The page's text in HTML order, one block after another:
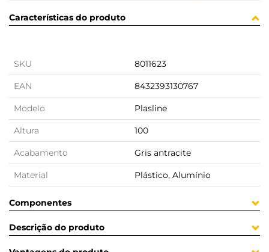
Características do produto
SKU 8011623
EAN 8432393130767
Modelo Plasline
Altura 100
Acabamento Gris antracite
Material Plástico, Alumínio
Componentes
Descrição do produto